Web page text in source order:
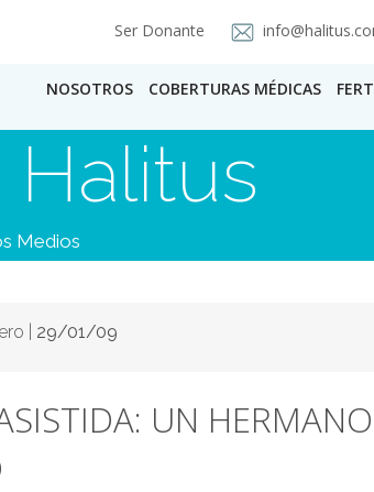
Ser Donante
NOSOTROS COBERTURAS MÉDICAS
Medios
| 29/01/09
UN